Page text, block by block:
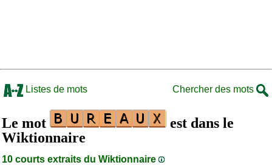
Listes de mots Chercher des mots
Le mot
est dans le
Wiktionnaire
10 courts extraits du Wiktionnaire